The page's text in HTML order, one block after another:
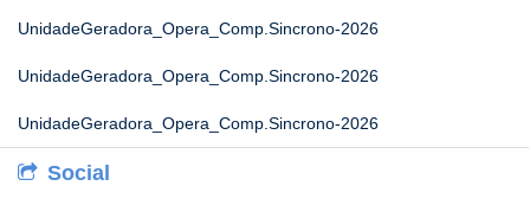
UnidadeGeradora_Opera_Comp.Sincrono-2026
UnidadeGeradora_Opera_Comp.Sincrono-2026
UnidadeGeradora_Opera_Comp.Sincrono-2026
Social